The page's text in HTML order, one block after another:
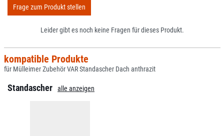
Frage zum Produkt stellen
Leider gibt es noch keine Fragen für dieses Produkt.
kompatible Produkte
für Mülleimer Zubehör VAR Standascher Dach anthrazit
Standascher alle anzeigen